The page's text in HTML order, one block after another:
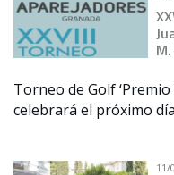
Torneo de Golf ‘Premio
celebrará el próximo
11/